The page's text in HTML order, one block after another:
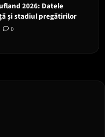
2026: Datele
și stadiul pregătirilor
0